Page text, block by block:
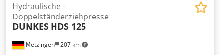
Metzingen 207 km
Hydraulische -
Doppelständerziehpresse
DUNKES HDS 125